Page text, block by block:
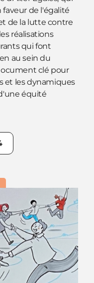
faveur de l'égalité
de la lutte contre
réalisations
qui font
au sein du
clé pour
et les dynamiques
équité